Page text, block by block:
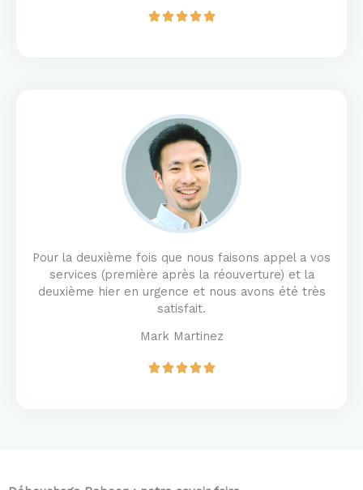

u
Pour la deuxième fois que nous faisons appel a vos
services (première après la réouverture) et la
deuxième hier en urgence et nous avons été très
satisfait.
Mark Martinez
R